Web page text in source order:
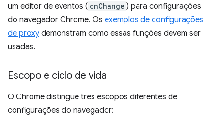
um editor de eventos ( onChange ) para configurações
do navegador Chrome. Os exemplos de configurações
de proxy demonstram como essas funções devem ser
usadas.
Escopo e ciclo de vida
O Chrome distingue três escopos diferentes de
configurações do navegador: